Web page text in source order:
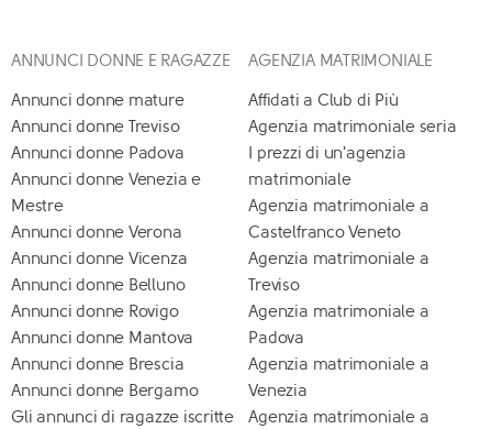
ANNUNCI DONNE E RAGAZZE
Annunci donne mature
Annunci donne Treviso
Annunci donne Padova
Annunci donne Venezia e
Mestre
Annunci donne Verona
Annunci donne Vicenza
Annunci donne Belluno
Annunci donne Rovigo
Annunci donne Mantova
Annunci donne Brescia
Annunci donne Bergamo
Gli annunci di ragazze iscritte
AGENZIA MATRIMONIALE
Affidati a Club di Più
Agenzia matrimoniale seria
I prezzi di un'agenzia
matrimoniale
Agenzia matrimoniale a
Castelfranco Veneto
Agenzia matrimoniale a
Treviso
Agenzia matrimoniale a
Padova
Agenzia matrimoniale a
Venezia
Agenzia matrimoniale a